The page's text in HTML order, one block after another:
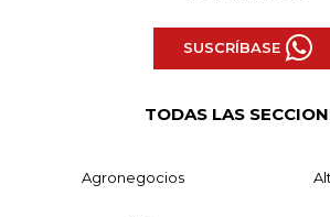
SUSCRÍBASE
TODAS LAS
Agronegocios